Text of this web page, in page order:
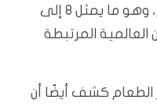
مليون طن من الطعام كل عام، وهو ما يمثل 8 إلى
العالمية المرتبطة
الطعام كشف أيضًا أن